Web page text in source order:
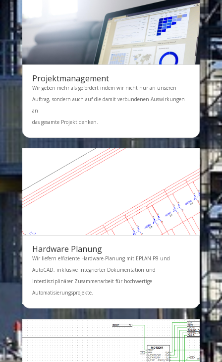
Projektmanagement
Wir geben mehr als gefordert indem wir nicht nur an unseren
Auftrag, sondern auch auf die damit verbundenen Auswirkungen
an
das gesamte Projekt denken.
Hardware Planung
Wir liefern effiziente Hardware-Planung mit EPLAN P8 und
AutoCAD, inklusive integrierter Dokumentation und
interdisziplinärer Zusammenarbeit für hochwertige
Automatisierungsprojekte.